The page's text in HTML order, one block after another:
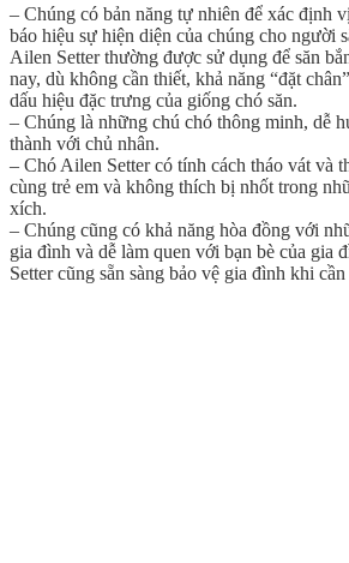
– Chúng có bản năng tự nhiên để xác định
báo hiệu sự hiện diện của chúng cho người
Ailen Setter thường được sử dụng để săn
nay, dù không cần thiết, khả năng “đặt
dấu hiệu đặc trưng của giống chó săn.
– Chúng là những chú chó thông minh, dễ
thành với chủ nhân.
– Chó Ailen Setter có tính cách tháo vát và
cùng trẻ em và không thích bị nhốt trong
xích.
– Chúng cũng có khả năng hòa đồng với
gia đình và dễ làm quen với bạn bè của gia
Setter cũng sẵn sàng bảo vệ gia đình khi